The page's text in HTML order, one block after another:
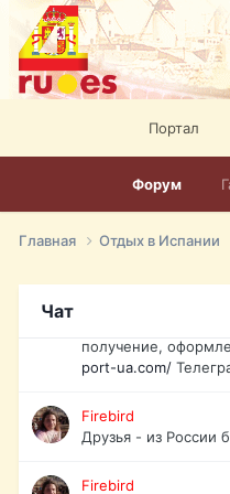
Портал
Форум
Главная Отдых в Испании
Чат
спорт, HD. +
сайта. Наш сайт:
David16
Книги
David16
Подскажите
Юрист юа
получение,
port-ua.com/
Firebird
Друзья - из России
Firebird